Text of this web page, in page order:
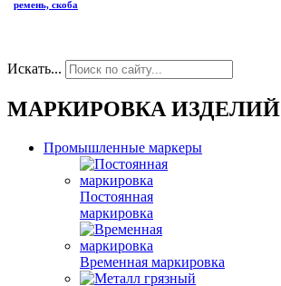
Искать...
МАРКИРОВКА ИЗДЕЛИЙ
Промышленные маркеры
Постоянная
маркировка
Временная маркировка